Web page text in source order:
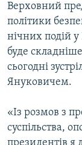
ІНФОГРАФІКА
ДОЛУЧАЙСЯ!
Усі сайти
Верховний
політики
нічних подій у
буде
сьогодні
Януковичем.
«Із розмов з
суспільства,